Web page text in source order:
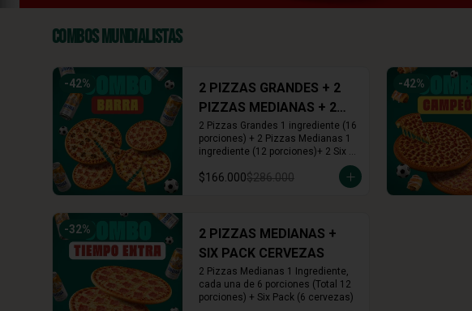
Combos Mundialistas
-42%
2 PIZZAS GRANDES + 2
PIZZAS MEDIANAS + 2
SIX PACKS CERVEZAS
2 Pizzas Grandes 1 ingrediente (16
porciones) + 2 Pizzas Medianas 1
ingrediente (12 porciones)+ 2 Six
$166.000$286.000
-42%
-32%
2 PIZZAS MEDIANAS +
SIX PACK CERVEZAS
2 Pizzas Medianas 1 Ingrediente,
cada una de 6 porciones (Total 12
porciones) + Six Pack (6 cervezas)